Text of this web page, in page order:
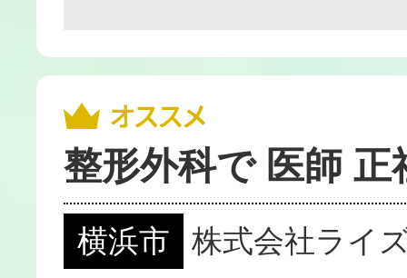
整形外科で 医師 正
横浜市
株式会社ライ